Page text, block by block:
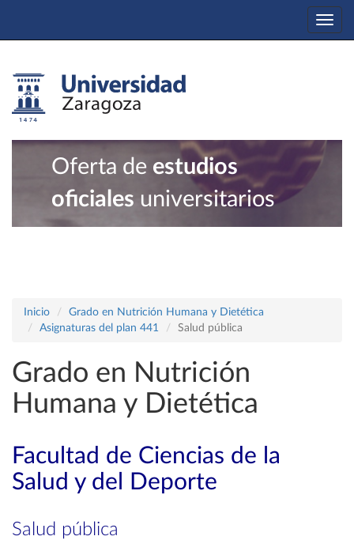
Oferta de estudios
oficiales universitarios
Inicio
Grado en Nutrición Humana y Dietética
Asignaturas del plan 441
Salud pública
Grado en Nutrición
Humana y Dietética
Facultad de Ciencias de la
Salud y del Deporte
Salud pública